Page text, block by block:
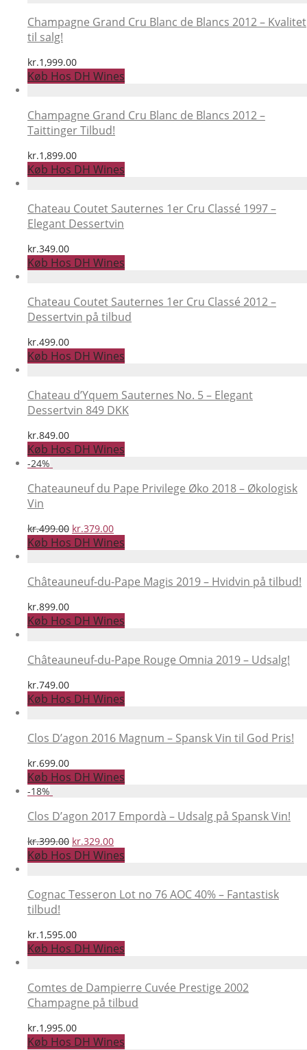
kr.549.00.kr.499.00.
Champagne Grand Cru Blanc de Blancs 2012 – Kvalitet
til salg!
kr.1,999.00
Køb Hos DH Wines
Champagne Grand Cru Blanc de Blancs 2012 –
Taittinger Tilbud!
kr.1,899.00
Køb Hos DH Wines
Chateau Coutet Sauternes 1er Cru Classé 1997 –
Elegant Dessertvin
kr.349.00
Køb Hos DH Wines
Chateau Coutet Sauternes 1er Cru Classé 2012 –
Dessertvin på tilbud
kr.499.00
Køb Hos DH Wines
Chateau d’Yquem Sauternes No. 5 – Elegant
Dessertvin 849 DKK
kr.849.00
Køb Hos DH Wines
-24%
Chateauneuf du Pape Privilege Øko 2018 – Økologisk
Vin
kr.499.00 Den
oprindelige
pris
kr.499.00.
kr.379.00Den
aktuelle
pris
kr.379.00.
Køb Hos DH Wines
Châteauneuf-du-Pape Magis 2019 – Hvidvin på tilbud!
kr.899.00
Køb Hos DH Wines
Châteauneuf-du-Pape Rouge Omnia 2019 – Udsalg!
kr.749.00
Køb Hos DH Wines
Clos D’agon 2016 Magnum – Spansk Vin til God Pris!
kr.699.00
Køb Hos DH Wines
-18%
Clos D’agon 2017 Empordà – Udsalg på Spansk Vin!
kr.399.00 Den
oprindelige
pris
kr.399.00.
kr.329.00Den
aktuelle
pris
kr.329.00.
Køb Hos DH Wines
Cognac Tesseron Lot no 76 AOC 40% – Fantastisk
tilbud!
kr.1,595.00
Køb Hos DH Wines
Comtes de Dampierre Cuvée Prestige 2002
Champagne på tilbud
kr.1,995.00
Køb Hos DH Wines